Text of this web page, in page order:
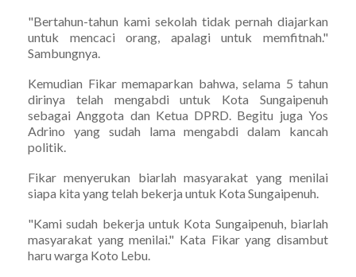
"Bertahun-tahun kami sekolah tidak pernah diajarkan
untuk mencaci orang, apalagi untuk memfitnah."
Sambungnya.
Kemudian Fikar memaparkan bahwa, selama 5 tahun
dirinya telah mengabdi untuk Kota Sungaipenuh
sebagai Anggota dan Ketua DPRD. Begitu juga Yos
Adrino yang sudah lama mengabdi dalam kancah
politik.
Fikar menyerukan biarlah masyarakat yang menilai
siapa kita yang telah bekerja untuk Kota Sungaipenuh.
"Kami sudah bekerja untuk Kota Sungaipenuh, biarlah
masyarakat yang menilai." Kata Fikar yang disambut
haru warga Koto Lebu.